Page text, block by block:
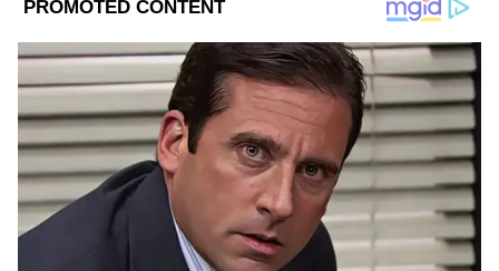
রাজ্য বিপর্যয় মোকাবিলা কর্তৃপক্ষের ম্যানেজিং
ডিরেক্টর প্রখর জৈন বজ্রপাতের আশঙ্কায় সাধারণ
মানুষকে সতর্ক থাকতে বলেছেন। আধিকারিকরা
জানিয়েছেন, আগে থেকে সতর্কতামূলক ব্যবস্থা
নিলে মারাত্মক দুর্ঘটনার ঝুঁকি অনেকটাই কমানো
সম্ভব। বজ্রপাতের সময় গাছের নীচে দাঁড়ানো উচিত
নয়। মাঠে কর্মরত কৃষক এবং বাইরে থাকা